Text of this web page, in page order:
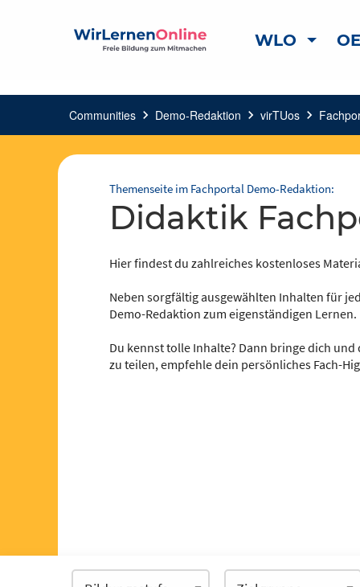
WLO
Communities chevron_right Demo-Redaktion chevron_right virTUos chevron_right
Themenseite im Fachportal Demo-Redaktion:
Didaktik
Hier findest du zahlreiches kostenloses
Neben sorgfältig ausgewählten Inhalten für
Demo-Redaktion zum eigenständigen Lernen.
Du kennst tolle Inhalte? Dann bringe dich
zu teilen, empfehle dein persönliches Fach-